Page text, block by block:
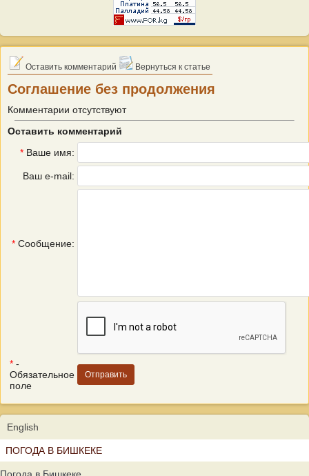
Оставить комментарий Вернуться к статье
Соглашение без продолжения
Комментарии отсутствуют
Оставить комментарий
* Ваше имя:
Ваш e-mail:
* Сообщение:
* -
Обязательное
поле
English
ПОГОДА В БИШКЕКЕ